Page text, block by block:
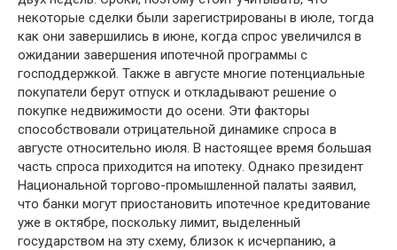
некоторые сделки были зарегистрированы в июле, тогда
как они завершились в июне, когда спрос увеличился в
ожидании завершения ипотечной программы с
господдержкой. Также в августе многие потенциальные
покупатели берут отпуск и откладывают решение о
покупке недвижимости до осени. Эти факторы
способствовали отрицательной динамике спроса в
августе относительно июля. В настоящее время большая
часть спроса приходится на ипотеку. Однако президент
Национальной торгово-промышленной палаты заявил,
что банки могут приостановить ипотечное кредитование
уже в октябре, поскольку лимит, выделенный
государством на эту схему, близок к исчерпанию, а